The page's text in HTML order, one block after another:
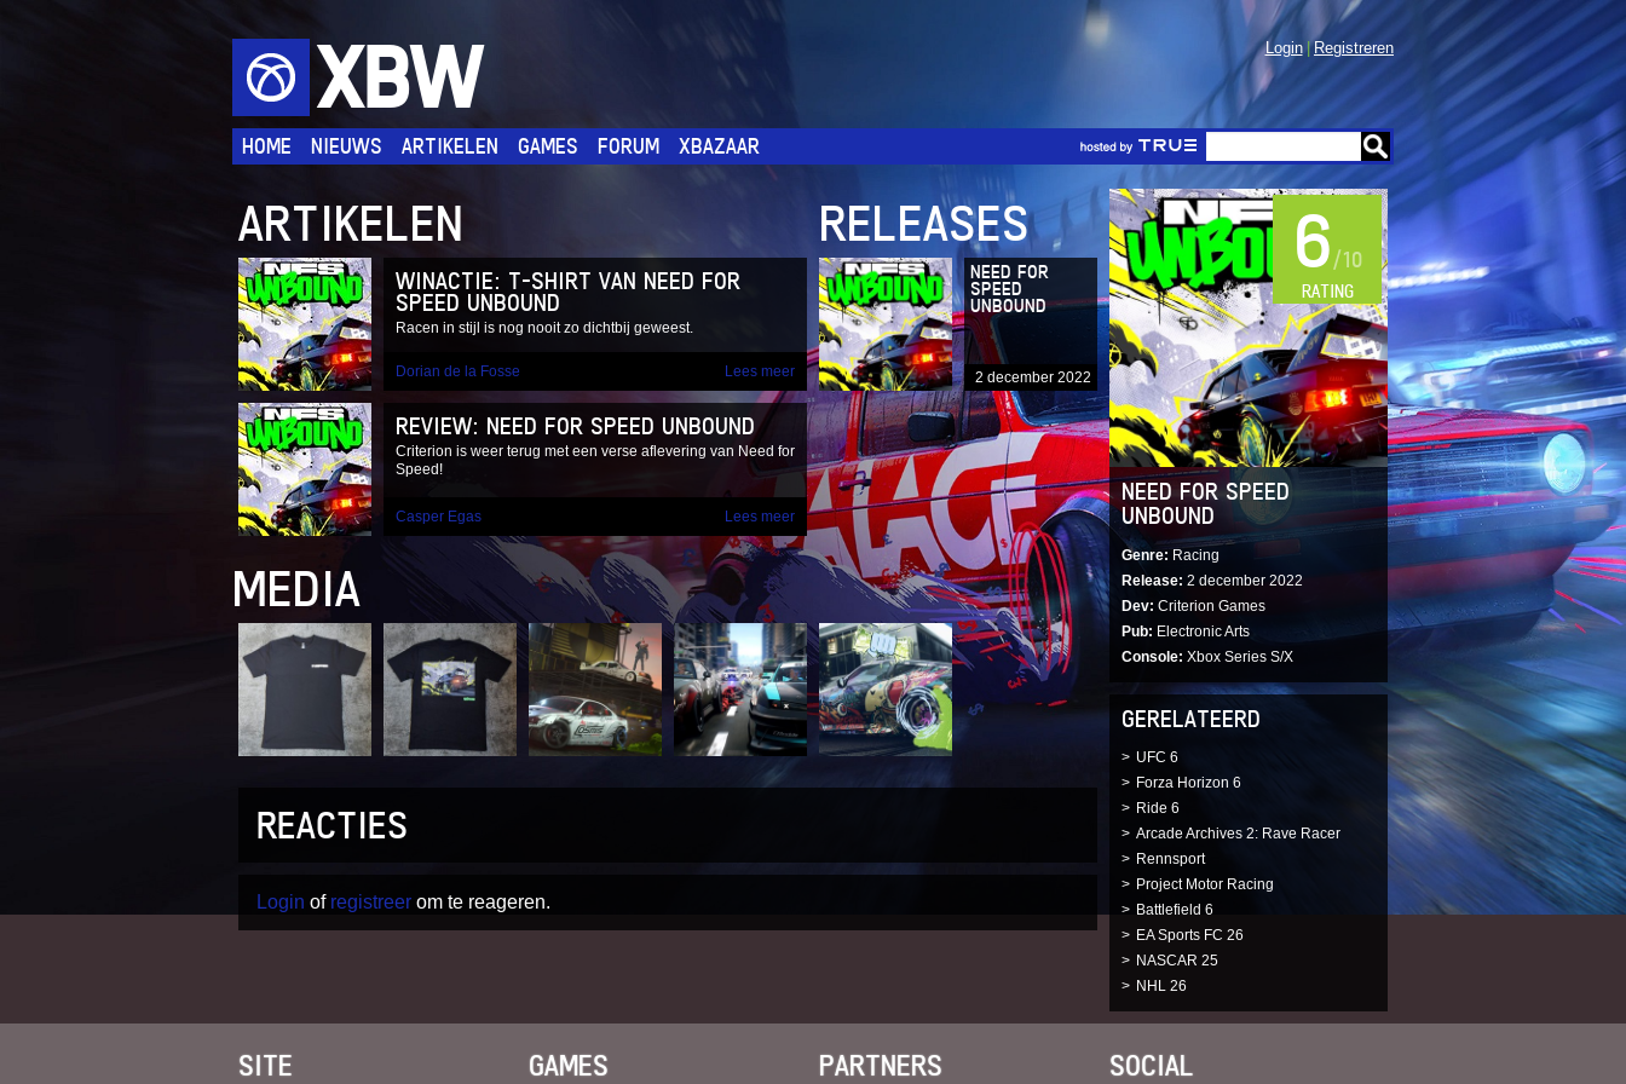
XBW Registreren
Login
HOME NIEUWS ARTIKELEN GAMES FORUM XBAZAAR
ARTIKELEN
WINACTIE: T-SHIRT VAN NEED FOR
SPEED UNBOUND
Racen in stijl is nog nooit zo dichtbij geweest.
Dorian de la Fosse Lees meer
REVIEW: NEED FOR SPEED UNBOUND
Criterion is weer terug met een verse aflevering van Need for
Speed!
Casper Egas Lees meer
RELEASES
NEED FOR
SPEED
UNBOUND
2 december 2022
MEDIA
REACTIES
Login of registreer om te reageren.
RATING
6/10
NEED FOR SPEED
UNBOUND
Genre Racing
Release 2 december 2022
Dev Criterion Games
Pub Electronic Arts
Console Xbox Series S/X
GERELATEERD
UFC 6
Forza Horizon 6
Ride 6
Arcade Archives 2: Rave Racer
Rennsport
Project Motor Racing
Battlefield 6
EA Sports FC 26
NASCAR 25
NHL 26
SITE GAMES PARTNERS SOCIAL